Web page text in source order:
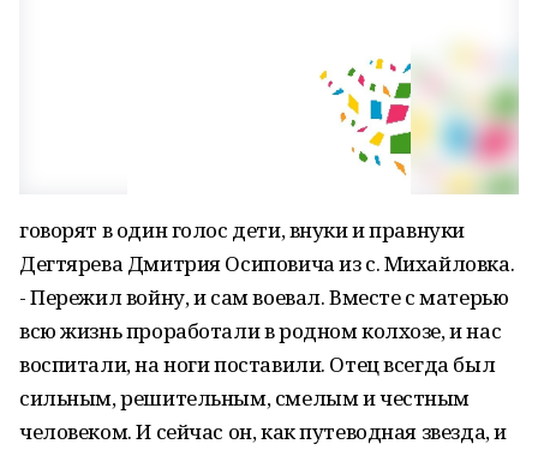
говорят в один голос дети, внуки и правнуки
Дегтярева Дмитрия Осиповича из с. Михайловка.
- Пережил войну, и сам воевал. Вместе с матерью
всю жизнь проработали в родном колхозе, и нас
воспитали, на ноги поставили. Отец всегда был
сильным, решительным, смелым и честным
человеком. И сейчас он, как путеводная звезда, и